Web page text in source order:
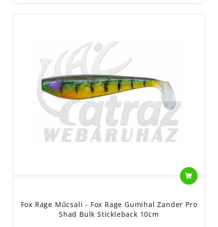
Fox Rage Műcsali - Fox Rage Gumihal Zander Pro
Shad Bulk Stickleback 10cm